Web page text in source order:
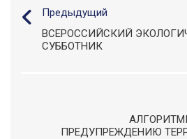
Предыдущий
ВСЕРОССИЙСКИЙ
СУББОТНИК
ПРЕДУПРЕЖДЕНИЮ